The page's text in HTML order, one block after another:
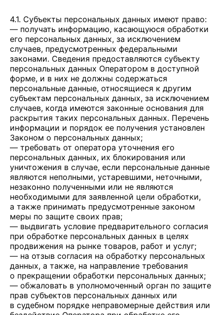
4.1. Субъекты персональных данных имеют право:
— получать информацию, касающуюся обработки
его персональных данных, за исключением
случаев, предусмотренных федеральными
законами. Сведения предоставляются субъекту
персональных данных Оператором в доступной
форме, и в них не должны содержаться
персональные данные, относящиеся к другим
субъектам персональных данных, за исключением
случаев, когда имеются законные основания для
раскрытия таких персональных данных. Перечень
информации и порядок ее получения установлен
Законом о персональных данных;
— требовать от оператора уточнения его
персональных данных, их блокирования или
уничтожения в случае, если персональные данные
являются неполными, устаревшими, неточными,
незаконно полученными или не являются
необходимыми для заявленной цели обработки,
а также принимать предусмотренные законом
меры по защите своих прав;
— выдвигать условие предварительного согласия
при обработке персональных данных в целях
продвижения на рынке товаров, работ и услуг;
— на отзыв согласия на обработку персональных
данных, а также, на направление требования
о прекращении обработки персональных данных;
— обжаловать в уполномоченный орган по защите
прав субъектов персональных данных или
в судебном порядке неправомерные действия или